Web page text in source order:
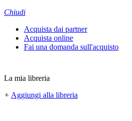
Chiudi
Acquista dai partner
Acquista online
Fai una domanda sull'acquisto
La mia libreria
+ Aggiungi alla libreria